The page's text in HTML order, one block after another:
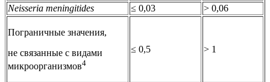
Neisseria meningitides
≤ 0,03 > 0,06
Пограничные значения,
не связанные с видами
микроорганизмов4
≤ 0,5 > 1